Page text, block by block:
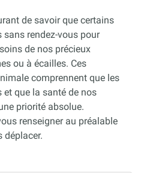
de savoir que certains
rendez-vous pour
de nos précieux
ou à écailles. Ces
comprennent que les
et que la santé de nos
priorité absolue.
renseigner au préalable
déplacer.